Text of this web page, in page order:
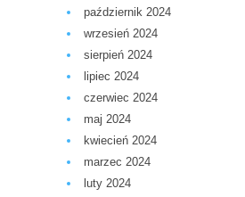
październik 2024
wrzesień 2024
sierpień 2024
lipiec 2024
czerwiec 2024
maj 2024
kwiecień 2024
marzec 2024
luty 2024